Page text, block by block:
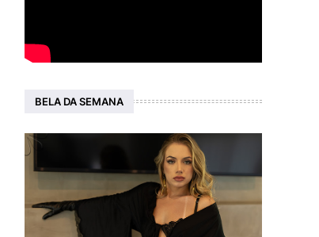
BELA DA SEMANA